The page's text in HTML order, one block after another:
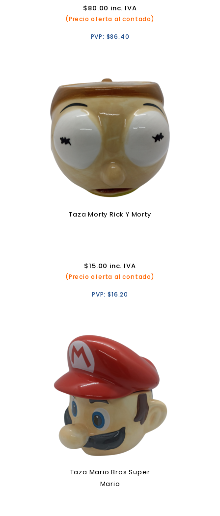
$80.00 inc. IVA
(Precio oferta al contado)
PVP: $86.40
Taza Morty Rick Y Morty
$15.00 inc. IVA
(Precio oferta al contado)
PVP:$16.20
Taza Mario Bros Super
Mario